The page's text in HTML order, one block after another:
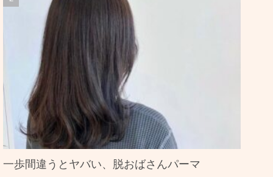
一歩間違うとヤバい、脱おばさんパーマ